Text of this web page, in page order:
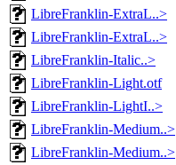
LibreFranklin-ExtraL..>
LibreFranklin-ExtraL..>
LibreFranklin-Italic..>
LibreFranklin-Light.otf
LibreFranklin-LightI..>
LibreFranklin-Medium..>
LibreFranklin-Medium..>